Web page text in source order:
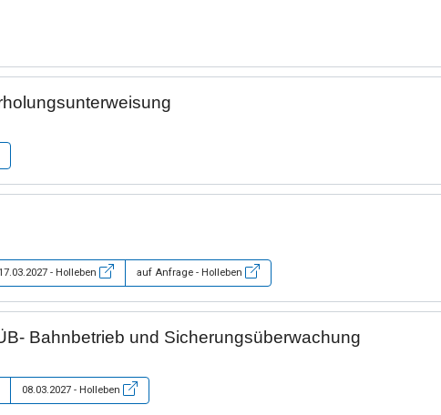
- Holleben auf Anfrage - Holleben
Bahnbetrieb und Sicherungsüberwachung
08.03.2027 - Holleben